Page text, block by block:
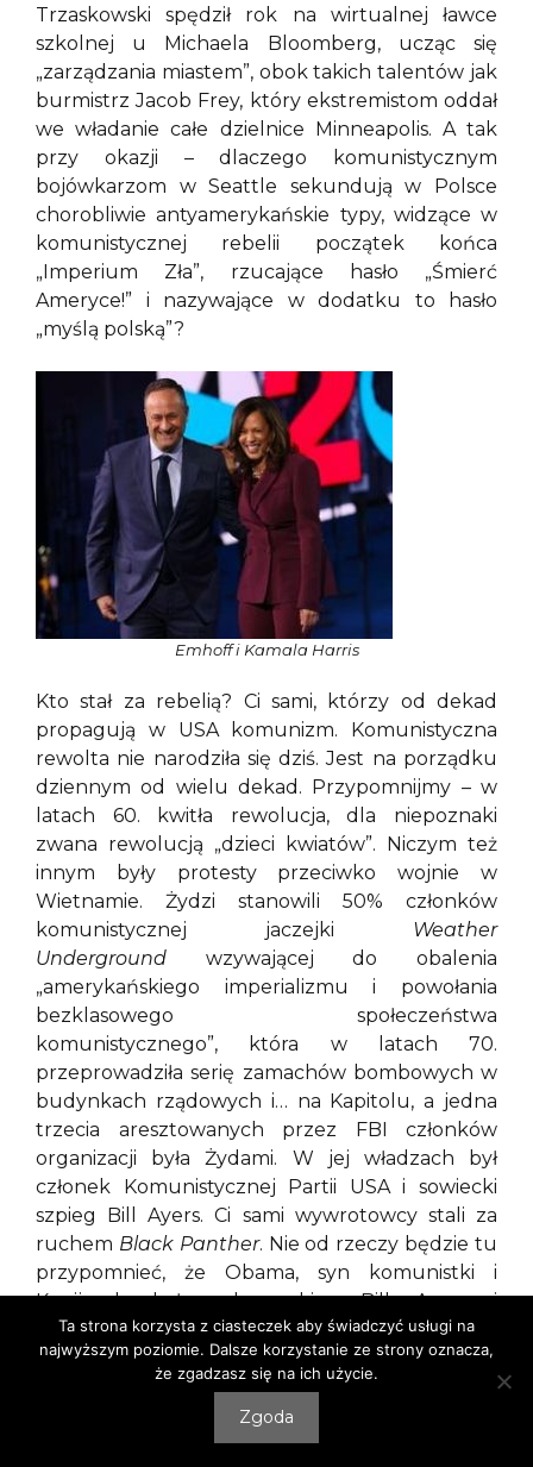
Trzaskowski spędził rok na wirtualnej ławce
szkolnej u Michaela Bloomberg, ucząc się
„zarządzania miastem”, obok takich talentów jak
burmistrz Jacob Frey, który ekstremistom oddał
we władanie całe dzielnice Minneapolis. A tak
przy okazji – dlaczego komunistycznym
bojówkarzom w Seattle sekundują w Polsce
chorobliwie antyamerykańskie typy, widzące w
komunistycznej rebelii początek końca
„Imperium Zła”, rzucające hasło „Śmierć
Ameryce!” i nazywające w dodatku to hasło
„myślą polską”?
Emhoff i Kamala Harris
Kto stał za rebelią? Ci sami, którzy od dekad
propagują w USA komunizm. Komunistyczna
rewolta nie narodziła się dziś. Jest na porządku
dziennym od wielu dekad. Przypomnijmy – w
latach 60. kwitła rewolucja, dla niepoznaki
zwana rewolucją „dzieci kwiatów”. Niczym też
innym były protesty przeciwko wojnie w
Wietnamie. Żydzi stanowili 50% członków
komunistycznej jaczejki Weather
Underground wzywającej do obalenia
„amerykańskiego imperializmu i powołania
bezklasowego społeczeństwa
komunistycznego”, która w latach 70.
przeprowadziła serię zamachów bombowych w
budynkach rządowych i… na Kapitolu, a jedna
trzecia aresztowanych przez FBI członków
organizacji była Żydami. W jej władzach był
członek Komunistycznej Partii USA i sowiecki
szpieg Bill Ayers. Ci sami wywrotowcy stali za
ruchem Black Panther. Nie od rzeczy będzie tu
przypomnieć, że Obama, syn komunistki i
Kenijczyka był wychowankiem Billa Ayersa i
politycznie sformatowany został w kręgach
chicagowskich marksistów. Także otoczeniu
Obamy w Białym Domu nie było daleko do tych
kręgów. Przykładem John Kerry – trockista i
pacyfista, który opluwał amerykańskich
Ta strona korzysta z ciasteczek aby świadczyć usługi na
najwyższym poziomie. Dalsze korzystanie ze strony oznacza,
że zgadzasz się na ich użycie.
Zgoda